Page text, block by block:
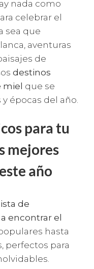
nada como
celebrar el
sea que
aventuras
de
destinos
miel que se
épocas del año.
para tu
mejores
año
de
encontrar el
hasta
perfectos para